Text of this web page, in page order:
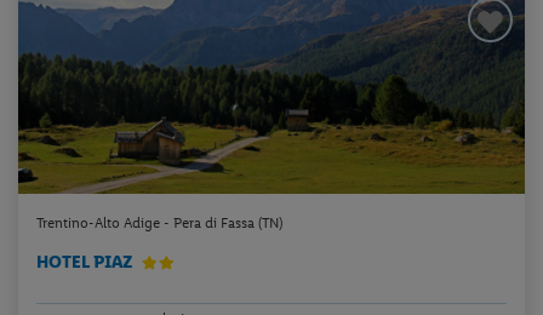
Trentino-Alto Adige - Pera di Fassa (TN)
HOTEL PIAZ